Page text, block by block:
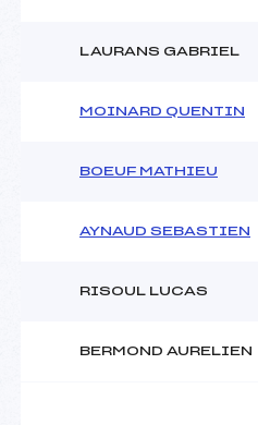
LAURANS GABRIEL
MOINARD QUENTIN
BOEUF MATHIEU
AYNAUD SEBASTIEN
RISOUL LUCAS
BERMOND AURELIEN